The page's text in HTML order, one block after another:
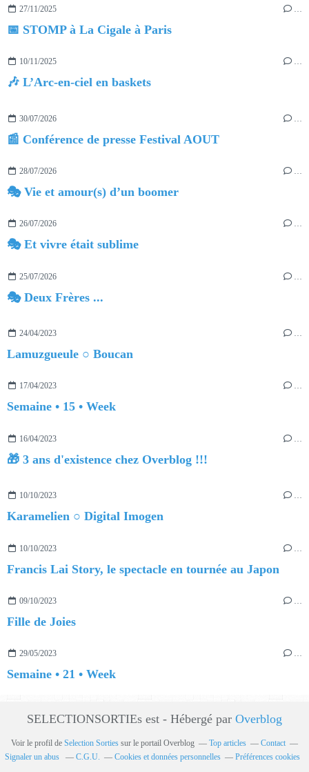
27/11/2025 …
📅 STOMP à La Cigale à Paris
10/11/2025 …
🎶 L’Arc-en-ciel en baskets
30/07/2026
📰 Conférence de presse Festival AOUT
28/07/2026 …
🎭 Vie et amour(s) d’un boomer
26/07/2026 …
🎭 Et vivre était sublime
25/07/2026
🎭 Deux Frères ...
24/04/2023 …
Lamuzgueule ○ Boucan
17/04/2023 …
Semaine • 15 • Week
16/04/2023 …
🎁 3 ans d'existence chez Overblog !!!
10/10/2023 …
Karamelien ○ Digital Imogen
10/10/2023
Francis Lai Story, le spectacle en tournée au Japon
09/10/2023 …
Fille de Joies
29/05/2023 …
Semaine • 21 • Week
SELECTIONSORTIEs est - Hébergé par Overblog
Voir le profil de Selection Sorties sur le portail Overblog Top articles
Contact
Signaler un abus
C.G.U. Cookies et données personnelles Préférences cookies